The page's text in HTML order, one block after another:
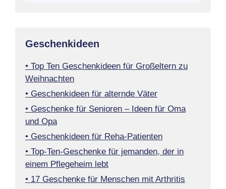
Geschenkideen
• Top Ten Geschenkideen für Großeltern zu
Weihnachten
• Geschenkideen für alternde Väter
• Geschenke für Senioren – Ideen für Oma
und Opa
• Geschenkideen für Reha-Patienten
• Top-Ten-Geschenke für jemanden, der in
einem Pflegeheim lebt
• 17 Geschenke für Menschen mit Arthritis